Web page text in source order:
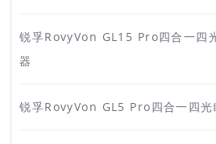
锐孚RovyVon GL15 Pro四合一四
器
锐孚RovyVon GL5 Pro四合一四光